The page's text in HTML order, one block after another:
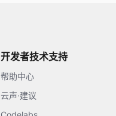
开发者技术支持
帮助中心
云声·建议